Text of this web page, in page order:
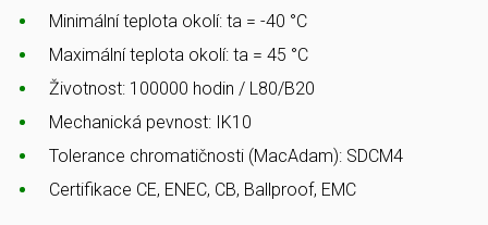
Minimální teplota okolí: ta = -40 °C
Maximální teplota okolí: ta = 45 °C
Životnost: 100000 hodin / L80/B20
Mechanická pevnost: IK10
Tolerance chromatičnosti (MacAdam): SDCM4
Certifikace CE, ENEC, CB, Ballproof, EMC